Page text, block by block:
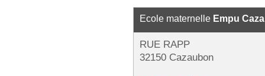
Ecole maternelle Empu
RUE RAPP
32150 Cazaubon